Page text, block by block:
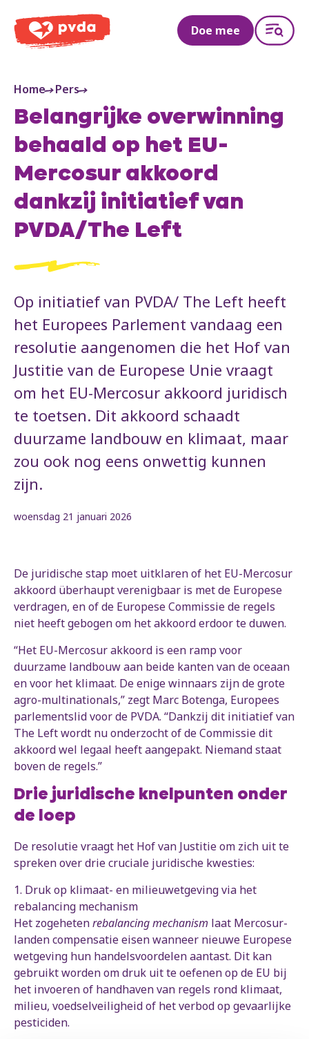
PVDA
Doe mee
Home Pers
Belangrijke overwinning
behaald op het EU-
Mercosur akkoord
dankzij initiatief van
PVDA/The Left
Op initiatief van PVDA/ The Left heeft
het Europees Parlement vandaag een
resolutie aangenomen die het Hof van
Justitie van de Europese Unie vraagt
om het EU-Mercosur akkoord juridisch
te toetsen. Dit akkoord schaadt
duurzame landbouw en klimaat, maar
zou ook nog eens onwettig kunnen
zijn.
woensdag 21 januari 2026
De juridische stap moet uitklaren of het EU-Mercosur
akkoord überhaupt verenigbaar is met de Europese
verdragen, en of de Europese Commissie de regels
niet heeft gebogen om het akkoord erdoor te duwen.
“Het EU-Mercosur akkoord is een ramp voor
duurzame landbouw aan beide kanten van de oceaan
en voor het klimaat. De enige winnaars zijn de grote
agro-multinationals,” zegt Marc Botenga, Europees
parlementslid voor de PVDA. “Dankzij dit initiatief van
The Left wordt nu onderzocht of de Commissie dit
akkoord wel legaal heeft aangepakt. Niemand staat
boven de regels.”
Drie juridische knelpunten onder
de loep
De resolutie vraagt het Hof van Justitie om zich uit te
spreken over drie cruciale juridische kwesties:
1. Druk op klimaat- en milieuwetgeving via het
rebalancing mechanism
Het zogehetenrebalancing mechanism laat Mercosur-
landen compensatie eisen wanneer nieuwe Europese
wetgeving hun handelsvoordelen aantast. Dit kan
gebruikt worden om druk uit te oefenen op de EU bij
het invoeren of handhaven van regels rond klimaat,
milieu, voedselveiligheid of het verbod op gevaarlijke
pesticiden.